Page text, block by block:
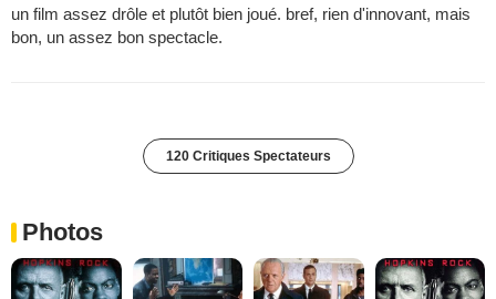
un film assez drôle et plutôt bien joué. bref, rien d'innovant, mais
bon, un assez bon spectacle.
120 Critiques Spectateurs
Photos